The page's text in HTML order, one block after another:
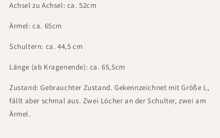
Achsel zu Achsel: ca. 52cm
Ärmel: ca. 65cm
Schultern: ca. 44,5 cm
Länge (ab Kragenende): ca. 65,5cm
Zustand: Gebrauchter Zustand. Gekennzeichnet mit Größe L,
fällt aber schmal aus. Zwei Löcher an der Schulter, zwei am
Ärmel.